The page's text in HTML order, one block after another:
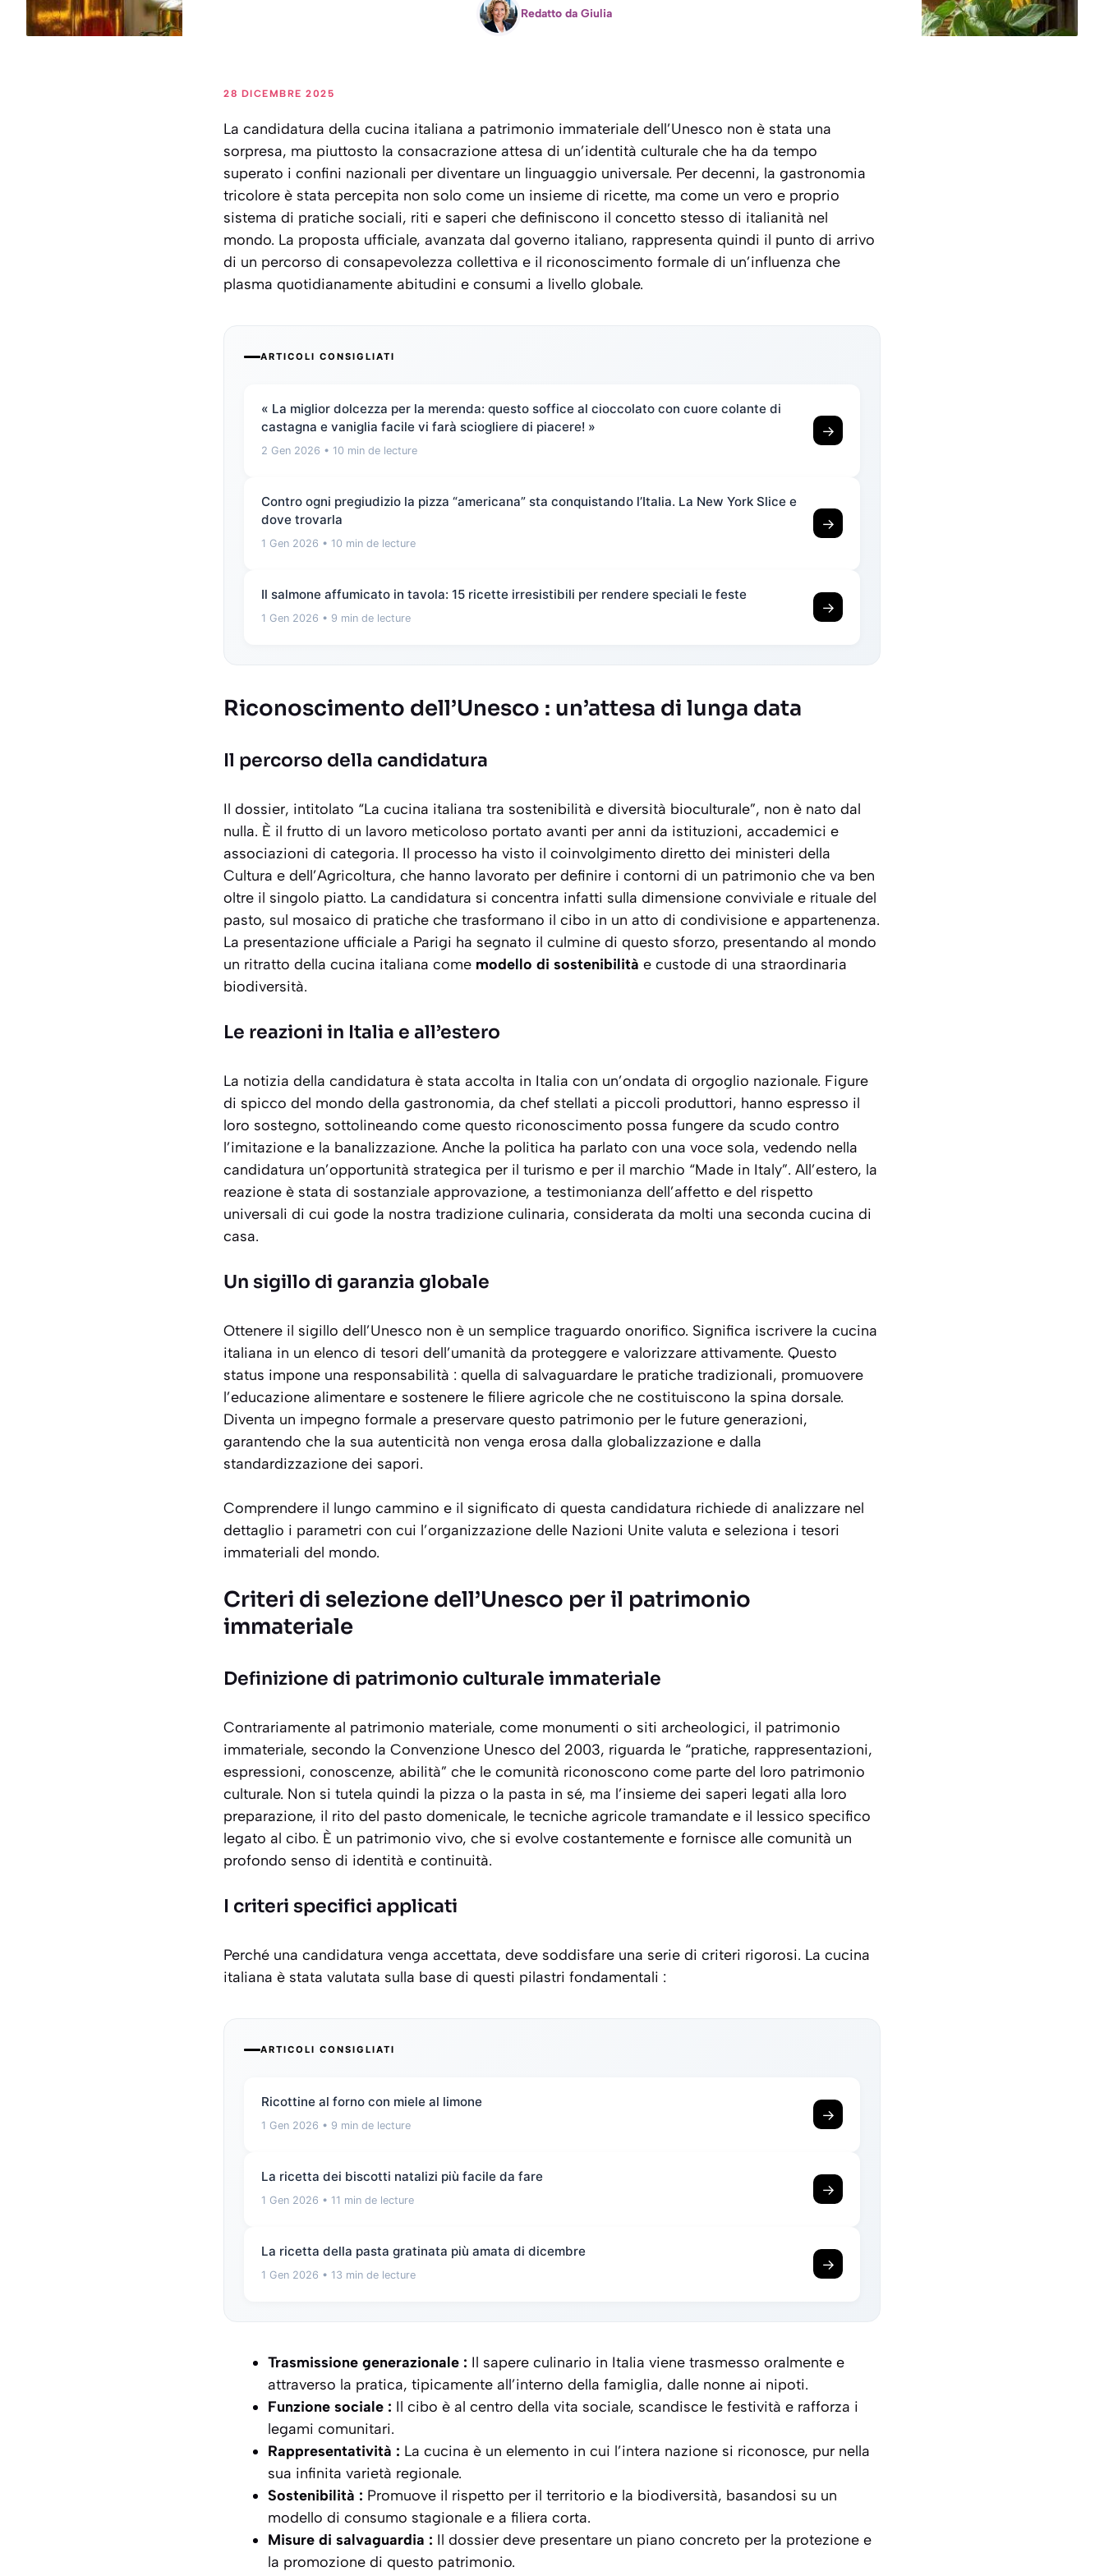
Redatto da Giulia
28 DICEMBRE 2025
La candidatura della cucina italiana a patrimonio immateriale dell’Unesco non è stata una
sorpresa, ma piuttosto la consacrazione attesa di un’identità culturale che ha da tempo
superato i confini nazionali per diventare un linguaggio universale. Per decenni, la gastronomia
tricolore è stata percepita non solo come un insieme di ricette, ma come un vero e proprio
sistema di pratiche sociali, riti e saperi che definiscono il concetto stesso di italianità nel
mondo. La proposta ufficiale, avanzata dal governo italiano, rappresenta quindi il punto di arrivo
di un percorso di consapevolezza collettiva e il riconoscimento formale di un’influenza che
plasma quotidianamente abitudini e consumi a livello globale.
ARTICOLI CONSIGLIATI
« La miglior dolcezza per la merenda: questo soffice al cioccolato con cuore colante di
castagna e vaniglia facile vi farà sciogliere di piacere! »
2 Gen 2026 • 10 min de lecture
→
Contro ogni pregiudizio la pizza “americana” sta conquistando l’Italia. La New York Slice e
dove trovarla
1 Gen 2026 • 10 min de lecture
→
Il salmone affumicato in tavola: 15 ricette irresistibili per rendere speciali le feste
1 Gen 2026 • 9 min de lecture
→
Riconoscimento dell’Unesco : un’attesa di lunga data
Il percorso della candidatura
Il dossier, intitolato “La cucina italiana tra sostenibilità e diversità bioculturale”, non è nato dal
nulla. È il frutto di un lavoro meticoloso portato avanti per anni da istituzioni, accademici e
associazioni di categoria. Il processo ha visto il coinvolgimento diretto dei ministeri della
Cultura e dell’Agricoltura, che hanno lavorato per definire i contorni di un patrimonio che va ben
oltre il singolo piatto. La candidatura si concentra infatti sulla dimensione conviviale e rituale del
pasto, sul mosaico di pratiche che trasformano il cibo in un atto di condivisione e appartenenza.
La presentazione ufficiale a Parigi ha segnato il culmine di questo sforzo, presentando al mondo
un ritratto della cucina italiana come modello di sostenibilità e custode di una straordinaria
biodiversità.
Le reazioni in Italia e all’estero
La notizia della candidatura è stata accolta in Italia con un’ondata di orgoglio nazionale. Figure
di spicco del mondo della gastronomia, da chef stellati a piccoli produttori, hanno espresso il
loro sostegno, sottolineando come questo riconoscimento possa fungere da scudo contro
l’imitazione e la banalizzazione. Anche la politica ha parlato con una voce sola, vedendo nella
candidatura un’opportunità strategica per il turismo e per il marchio “Made in Italy”. All’estero, la
reazione è stata di sostanziale approvazione, a testimonianza dell’affetto e del rispetto
universali di cui gode la nostra tradizione culinaria, considerata da molti una seconda cucina di
casa.
Un sigillo di garanzia globale
Ottenere il sigillo dell’Unesco non è un semplice traguardo onorifico. Significa iscrivere la cucina
italiana in un elenco di tesori dell’umanità da proteggere e valorizzare attivamente. Questo
status impone una responsabilità : quella di salvaguardare le pratiche tradizionali, promuovere
l’educazione alimentare e sostenere le filiere agricole che ne costituiscono la spina dorsale.
Diventa un impegno formale a preservare questo patrimonio per le future generazioni,
garantendo che la sua autenticità non venga erosa dalla globalizzazione e dalla
standardizzazione dei sapori.
Comprendere il lungo cammino e il significato di questa candidatura richiede di analizzare nel
dettaglio i parametri con cui l’organizzazione delle Nazioni Unite valuta e seleziona i tesori
immateriali del mondo.
Criteri di selezione dell’Unesco per il patrimonio
immateriale
Definizione di patrimonio culturale immateriale
Contrariamente al patrimonio materiale, come monumenti o siti archeologici, il patrimonio
immateriale, secondo la Convenzione Unesco del 2003, riguarda le “pratiche, rappresentazioni,
espressioni, conoscenze, abilità” che le comunità riconoscono come parte del loro patrimonio
culturale. Non si tutela quindi la pizza o la pasta in sé, ma l’insieme dei saperi legati alla loro
preparazione, il rito del pasto domenicale, le tecniche agricole tramandate e il lessico specifico
legato al cibo. È un patrimonio vivo, che si evolve costantemente e fornisce alle comunità un
profondo senso di identità e continuità.
I criteri specifici applicati
Perché una candidatura venga accettata, deve soddisfare una serie di criteri rigorosi. La cucina
italiana è stata valutata sulla base di questi pilastri fondamentali :
ARTICOLI CONSIGLIATI
Ricottine al forno con miele al limone
1 Gen 2026 • 9 min de lecture
→
La ricetta dei biscotti natalizi più facile da fare
1 Gen 2026 • 11 min de lecture
→
La ricetta della pasta gratinata più amata di dicembre
1 Gen 2026 • 13 min de lecture
→
Trasmissione generazionale : Il sapere culinario in Italia viene trasmesso oralmente e
attraverso la pratica, tipicamente all’interno della famiglia, dalle nonne ai nipoti.
Funzione sociale : Il cibo è al centro della vita sociale, scandisce le festività e rafforza i
legami comunitari.
Rappresentatività : La cucina è un elemento in cui l’intera nazione si riconosce, pur nella
sua infinita varietà regionale.
Sostenibilità : Promuove il rispetto per il territorio e la biodiversità, basandosi su un
modello di consumo stagionale e a filiera corta.
Misure di salvaguardia : Il dossier deve presentare un piano concreto per la protezione e
la promozione di questo patrimonio.